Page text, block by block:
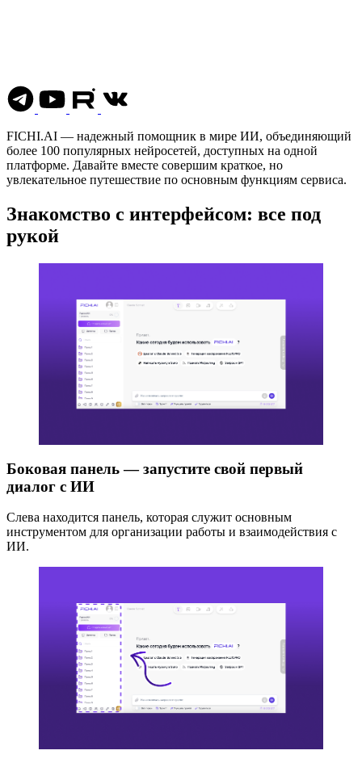
FICHI.AI — надежный помощник в мире ИИ, объединяющий
более 100 популярных нейросетей, доступных на одной
платформе. Давайте вместе совершим краткое, но
увлекательное путешествие по основным функциям сервиса.
Знакомство с интерфейсом: все под
рукой
Боковая панель — запустите свой первый
диалог с ИИ
Слева находится панель, которая служит основным
инструментом для организации работы и взаимодействия с
ИИ.